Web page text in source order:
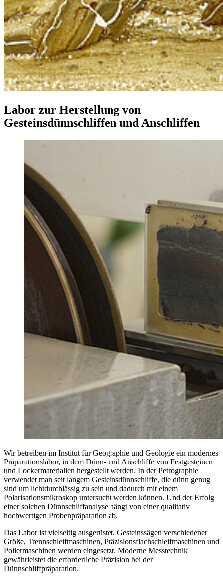
Labor zur Herstellung von
Gesteinsdünnschliffen und Anschliffen
Wir betreiben im Institut für Geographie und Geologie ein modernes
Präparationslabor, in dem Dünn- und Anschliffe von Festgesteinen
und Lockermaterialien hergestellt werden. In der Petrographie
verwendet man seit langem Gesteinsdünnschliffe, die dünn genug
sind um lichtdurchlässig zu sein und dadurch mit einem
Polarisationsmikroskop untersucht werden können. Und der Erfolg
einer solchen Dünnschliffanalyse hängt von einer qualitativ
hochwertigen Probenpräparation ab.
Das Labor ist vielseitig ausgerüstet. Gesteinssägen verschiedener
Größe, Trennschleifmaschinen, Präzisionsflachschleifmaschinen und
Poliermaschinen werden eingesetzt. Moderne Messtechnik
gewährleistet die erforderliche Präzision bei der
Dünnschliffpräparation.